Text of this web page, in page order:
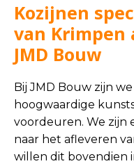
Kozijnen
van Krimpen
JMD Bouw
Bij JMD Bouw zijn
hoogwaardige
voordeuren. We zijn
naar het afleveren
willen dit bovendien